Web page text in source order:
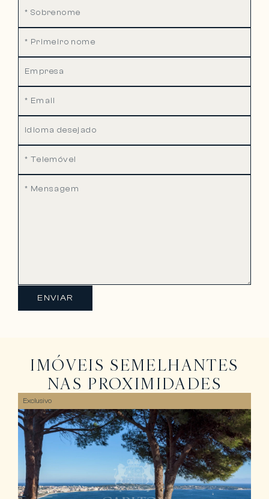
ENVIAR
IMÓVEIS SEMELHANTES
NAS PROXIMIDADES
Exclusivo